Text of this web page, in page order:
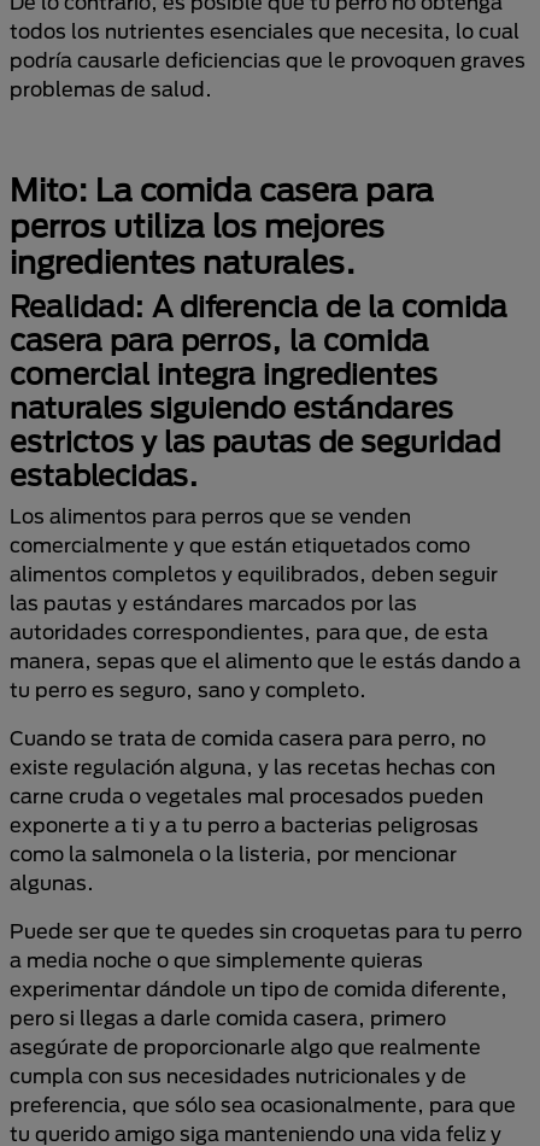
todos los nutrientes esenciales que necesita, lo cual
podría causarle deficiencias que le provoquen graves
problemas de salud.
Mito: La comida casera para
perros utiliza los mejores
ingredientes naturales.
Realidad: A diferencia de la comida
casera para perros, la comida
comercial integra ingredientes
naturales siguiendo estándares
estrictos y las pautas de seguridad
establecidas.
Los alimentos para perros que se venden
comercialmente y que están etiquetados como
alimentos completos y equilibrados, deben seguir
las pautas y estándares marcados por las
autoridades correspondientes, para que, de esta
manera, sepas que el alimento que le estás dando a
tu perro es seguro, sano y completo.
Cuando se trata de comida casera para perro, no
existe regulación alguna, y las recetas hechas con
carne cruda o vegetales mal procesados pueden
exponerte a ti y a tu perro a bacterias peligrosas
como la salmonela o la listeria, por mencionar
algunas.
Puede ser que te quedes sin croquetas para tu perro
a media noche o que simplemente quieras
experimentar dándole un tipo de comida diferente,
pero si llegas a darle comida casera, primero
asegúrate de proporcionarle algo que realmente
cumpla con sus necesidades nutricionales y de
preferencia, que sólo sea ocasionalmente, para que
tu querido amigo siga manteniendo una vida feliz y